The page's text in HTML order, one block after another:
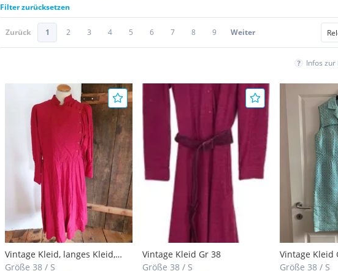
Filter zurücksetzen
Zurück 1 2 3 4 5 6 7 8 9 Weiter
Infos zur
Vintage Kleid, langes Kleid,
retro Kleid, Gr. 38
Größe 38 / S
Vintage Kleid Gr 38
Größe 38 / S
Vintage Kleid
Größe 38 / S